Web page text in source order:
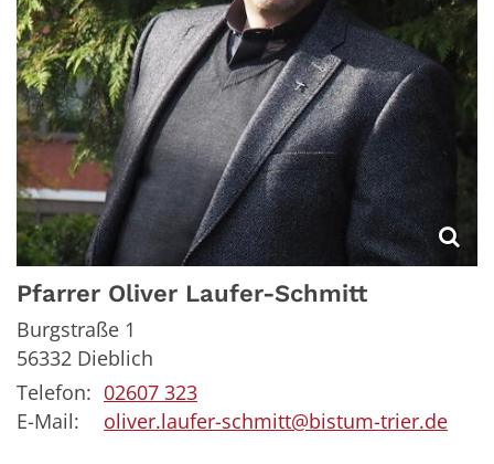
Pfarrer Oliver Laufer-Schmitt
Burgstraße 1
56332 Dieblich
Telefon: 02607 323
E-Mail:
oliver.laufer-schmitt@bistum-trier.de